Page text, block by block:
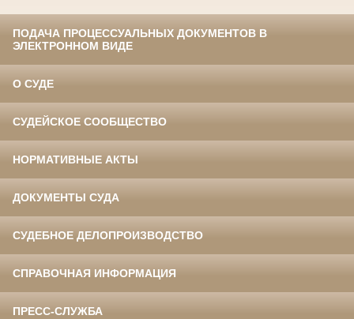
ПОДАЧА ПРОЦЕССУАЛЬНЫХ ДОКУМЕНТОВ В
ЭЛЕКТРОННОМ ВИДЕ
О СУДЕ
СУДЕЙСКОЕ СООБЩЕСТВО
НОРМАТИВНЫЕ АКТЫ
ДОКУМЕНТЫ СУДА
СУДЕБНОЕ ДЕЛОПРОИЗВОДСТВО
СПРАВОЧНАЯ ИНФОРМАЦИЯ
ПРЕСС-СЛУЖБА